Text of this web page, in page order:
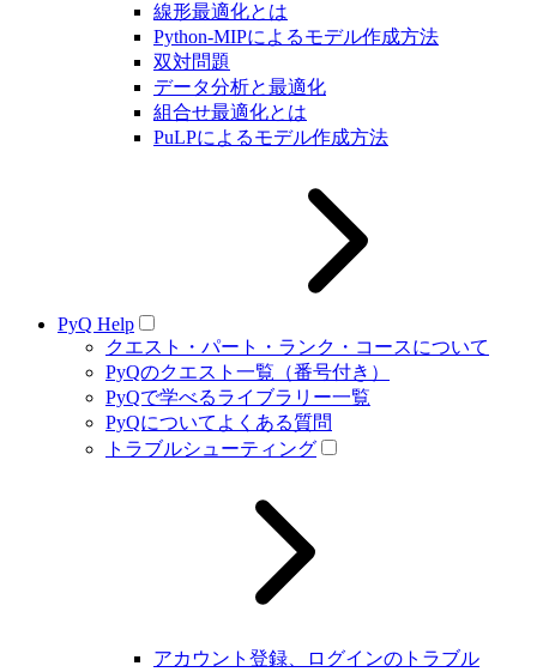
線形最適化とは
Python-MIPによるモデル作成方法
双対問題
データ分析と最適化
組合せ最適化とは
PuLPによるモデル作成方法
PyQ Help
クエスト・パート・ランク・コースについて
PyQのクエスト一覧（番号付き）
PyQで学べるライブラリー一覧
PyQについてよくある質問
トラブルシューティング
アカウント登録、ログインのトラブル